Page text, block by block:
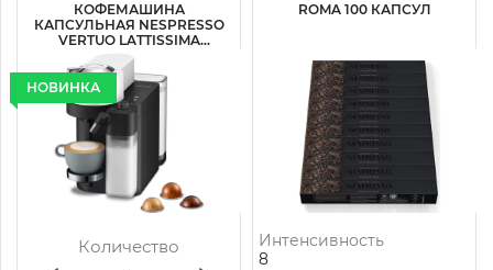
НОВИНКА
КОФЕМАШИНА
КАПСУЛЬНАЯ NESPRESSO
VERTUO LATTISSIMA
ENV300.W
Количество
ROMA 100 КАПСУЛ
Интенсивность
8